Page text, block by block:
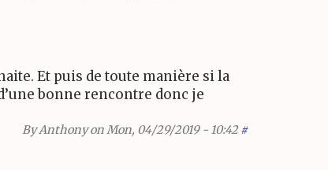
Et puis de toute manière si la
bonne rencontre donc je
ByAnthonyon Mon, 04/29/2019 - 10:42 #